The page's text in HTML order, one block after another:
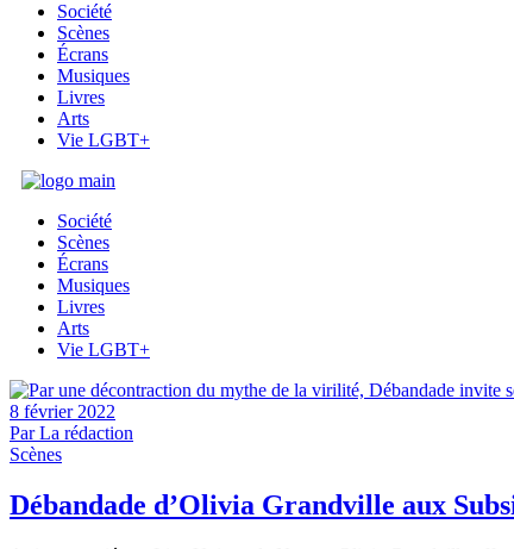
Société
Scènes
Écrans
Musiques
Livres
Arts
Vie LGBT+
Société
Scènes
Écrans
Musiques
Livres
Arts
Vie LGBT+
8 février 2022
ParLa rédaction
Scènes
Débandade d’Olivia Grandville aux